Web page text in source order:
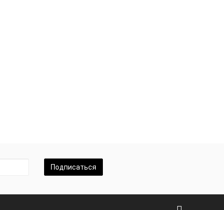
Подписаться